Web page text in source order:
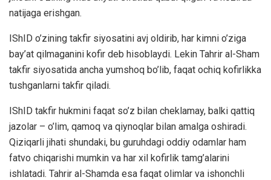
natijaga erishgan.
IShID o’zining takfir siyosatini avj oldirib, har kimni o’ziga
bay’at qilmaganini kofir deb hisoblaydi. Lekin Tahrir al-Sham
takfir siyosatida ancha yumshoq bo’lib, faqat ochiq kofirlikka
tushganlarni takfir qiladi.
IShID takfir hukmini faqat so’z bilan cheklamay, balki qattiq
jazolar – o’lim, qamoq va qiynoqlar bilan amalga oshiradi.
Qiziqarli jihati shundaki, bu guruhdagi oddiy odamlar ham
fatvo chiqarishi mumkin va har xil kofirlik tamg’alarini
ishlatadi. Tahrir al-Shamda esa faqat olimlar va ishonchli